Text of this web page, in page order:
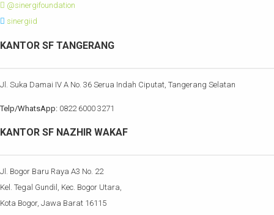
@sinergifoundation
sinergiid
KANTOR SF TANGERANG
Jl. Suka Damai IV A No. 36 Serua Indah Ciputat, Tangerang Selatan
Telp/WhatsApp: 0822 6000 3271
KANTOR SF NAZHIR WAKAF
Jl. Bogor Baru Raya A3 No. 22
Kel. Tegal Gundil, Kec. Bogor Utara,
Kota Bogor, Jawa Barat 16115